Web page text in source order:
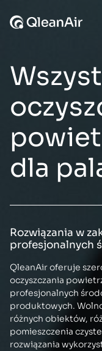
dla
Rozwiązania w
profesjonalnych
QleanAir oferuje
oczyszczania
profesjonalnych
produktowych.
różnych obiektów,
pomieszczenia
rozwiązania